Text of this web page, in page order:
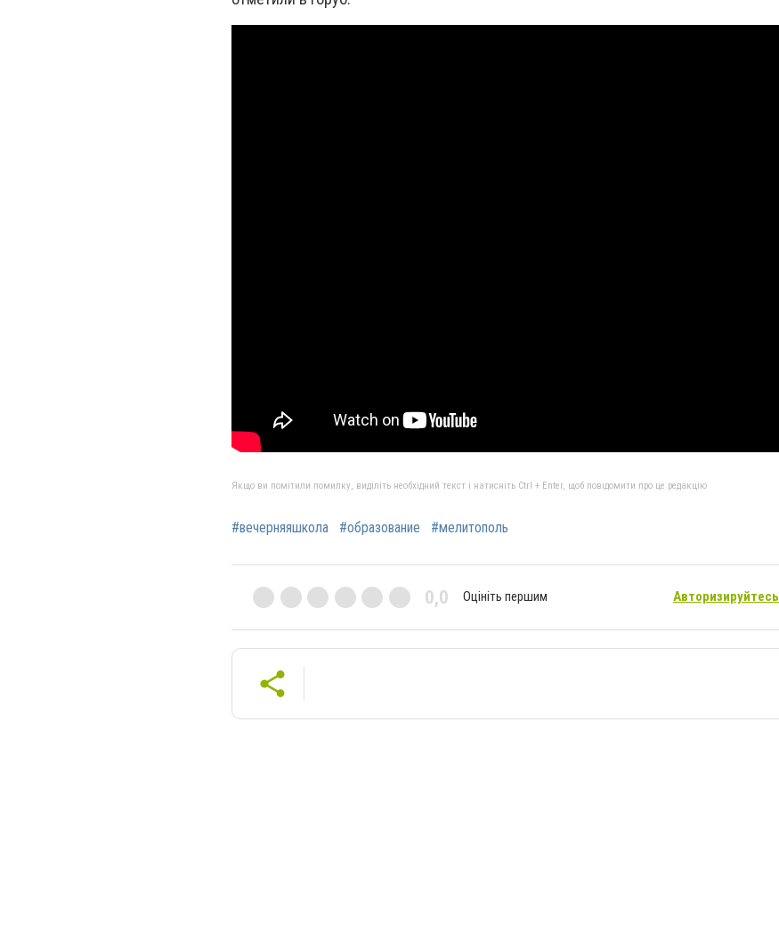
Якщо ви помітили помилку, виділіть необхідний текст і натисніть Ctrl + Enter, щоб повідомити про це редакцію
#вечерняяшкола #образование #мелитополь
0,0 Оцініть першим Авторизируйтесь